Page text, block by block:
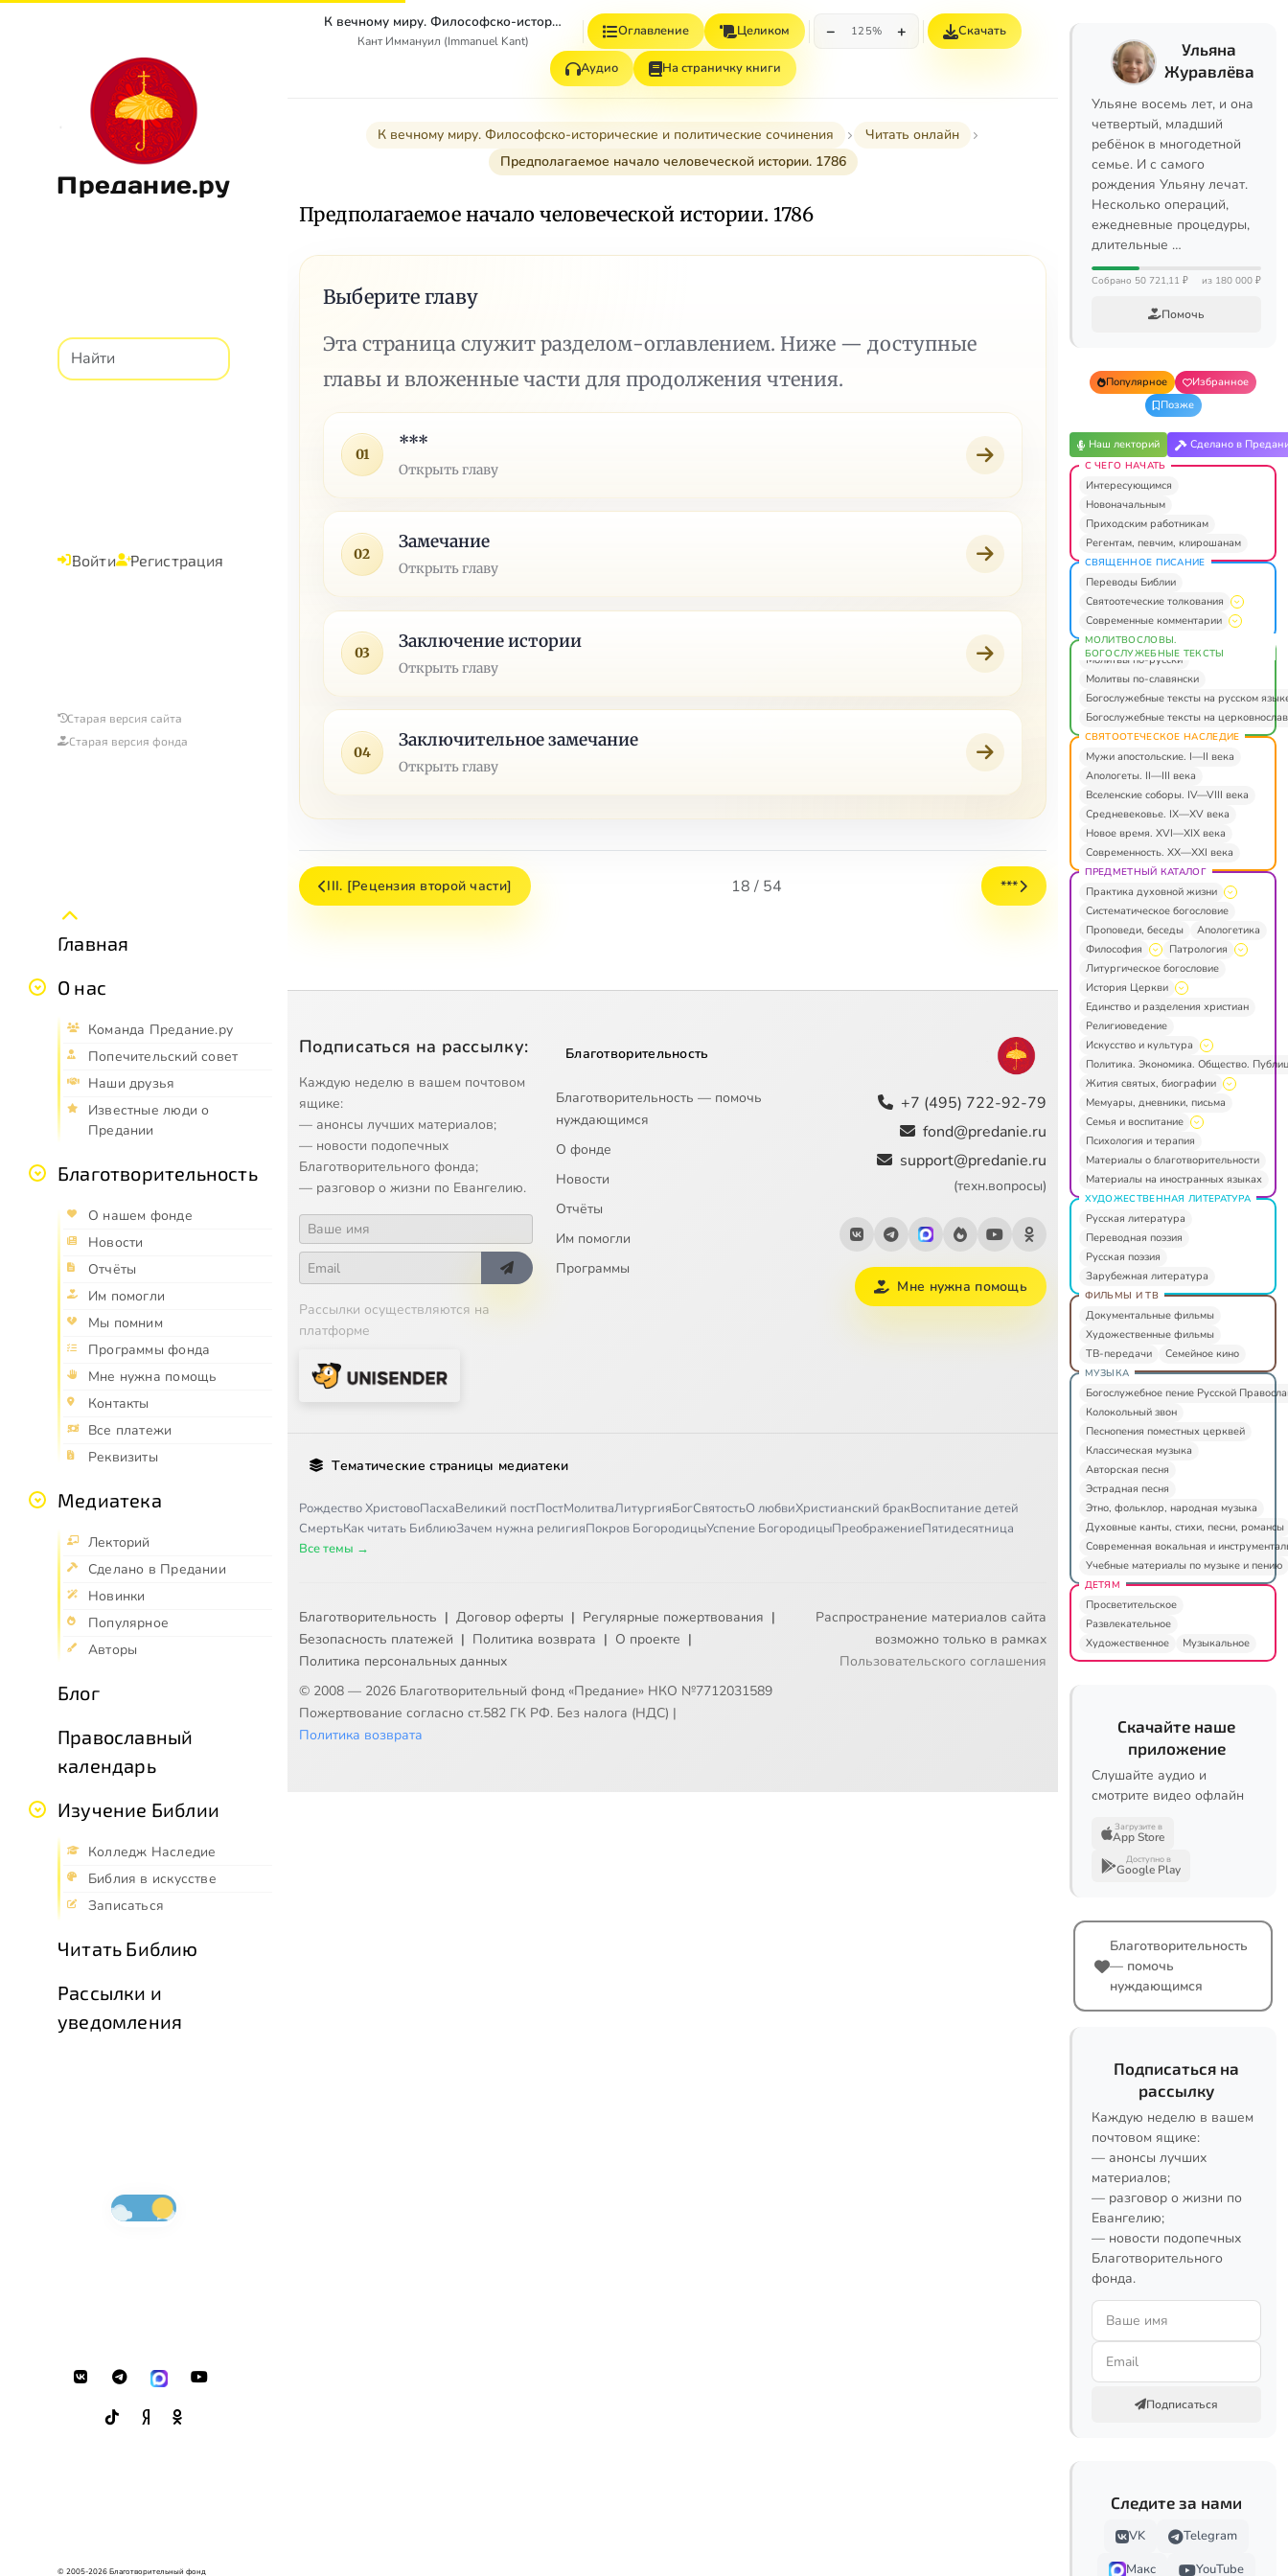
Предание.ру
Войти Регистрация
Старая версия сайта
Старая версия фонда
Главная
О нас
Команда Предание.ру
Попечительский совет
Наши друзья
Известные люди о
Предании
Благотворительность
О нашем фонде
Новости
Отчёты
Им помогли
Мы помним
Программы фонда
Мне нужна помощь
Контакты
Все платежи
Реквизиты
Медиатека
Лекторий
Сделано в Предании
Новинки
Популярное
Авторы
Блог
Православный
календарь
Изучение Библии
Колледж Наследие
Библия в искусстве
Записаться
Читать Библию
Рассылки и
уведомления
© 2005-2026 Благотворительный фонд
К вечному миру. Философско-исторические и политические сочинения
Кант Иммануил (Immanuel Kant)
Оглавление Целиком − 125% + Скачать
Аудио На страничку книги
К вечному миру. Философско-исторические и политические сочинения
Читать онлайн
Предполагаемое начало человеческой истории. 1786
Предполагаемое начало человеческой истории. 1786
Выберите главу
Эта страница служит разделом-оглавлением. Ниже — доступные
главы и вложенные части для продолжения чтения.
01
***
Открыть главу
02
Замечание
Открыть главу
03
Заключение истории
Открыть главу
04
Заключительное замечание
Открыть главу
III. [Рецензия второй части] 18 / 54 ***
Подписаться на рассылку:
Каждую неделю в вашем почтовом
ящике:
— анонсы лучших материалов;
— новости подопечных
Благотворительного фонда;
— разговор о жизни по Евангелию.
Рассылки осуществляются на
платформе
Благотворительность
Благотворительность — помочь
нуждающимся
О фонде
Новости
Отчёты
Им помогли
Программы
+7 (495) 722-92-79
fond@predanie.ru
support@predanie.ru
(техн.вопросы)
Мне нужна помощь
Тематические страницы медиатеки
Рождество ХристовоПасхаВеликий постПостМолитваЛитургияБогСвятостьО любвиХристианский бракВоспитание детей
СмертьКак читать БиблиюЗачем нужна религияПокров БогородицыУспение БогородицыПреображениеПятидесятница
Все темы →
Благотворительность | Договор оферты | Регулярные пожертвования |
Безопасность платежей | Политика возврата | О проекте |
Политика персональных данных
© 2008 — 2026 Благотворительный фонд «Предание» НКО №7712031589
Пожертвование согласно ст.582 ГК РФ. Без налога (НДС) |
Политика возврата
Распространение материалов сайта
возможно только в рамках
Пользовательского соглашения
Ульяна
Журавлёва
Ульяне восемь лет, и она
четвертый, младший
ребёнок в многодетной
семье. И с самого
рождения Ульяну лечат.
Несколько операций,
ежедневные процедуры,
длительные …
Собрано 50 721,11 ₽ из 180 000 ₽
Помочь
Популярное
Избранное
Позже
Наш лекторий Сделано в
С ЧЕГО НАЧАТЬ
Интересующимся
Новоначальным
Приходским работникам
Регентам, певчим, клирошанам
СВЯЩЕННОЕ ПИСАНИЕ
Переводы Библии
Святоотеческие толкования
Современные комментарии
МОЛИТВОСЛОВЫ.
БОГОСЛУЖЕБНЫЕ ТЕКСТЫ
Молитвы по-русски
Молитвы по-славянски
Богослужебные тексты на русском
Богослужебные тексты на
СВЯТООТЕЧЕСКОЕ НАСЛЕДИЕ
Мужи апостольские. I—II века
Апологеты. II—III века
Вселенские соборы. IV—VIII века
Средневековье. IX—XV века
Новое время. XVI—XIX века
Современность. XX—XXI века
ПРЕДМЕТНЫЙ КАТАЛОГ
Практика духовной жизни
Систематическое богословие
Проповеди, беседы
Апологетика
Философия
Патрология
Литургическое богословие
История Церкви
Единство и разделения христиан
Религиоведение
Искусство и культура
Политика. Экономика. Общество.
Жития святых, биографии
Мемуары, дневники, письма
Семья и воспитание
Психология и терапия
Материалы о благотворительности
Материалы на иностранных языках
ХУДОЖЕСТВЕННАЯ ЛИТЕРАТУРА
Русская литература
Переводная поэзия
Русская поэзия
Зарубежная литература
ФИЛЬМЫ И ТВ
Документальные фильмы
Художественные фильмы
ТВ-передачи
Семейное кино
МУЗЫКА
Богослужебное пение Русской
Колокольный звон
Песнопения поместных церквей
Классическая музыка
Авторская песня
Эстрадная песня
Этно, фольклор, народная музыка
Духовные канты, стихи, песни, романсы
Современная вокальная и
Учебные материалы по музыке и пению
ДЕТЯМ
Просветительское
Развлекательное
Художественное
Музыкальное
Скачайте наше
приложение
Слушайте аудио и
смотрите видео офлайн
Загрузите в
App Store
Доступно в
Google Play
Благотворительность
— помочь
нуждающимся
Подписаться на
рассылку
Каждую неделю в вашем
почтовом ящике:
— анонсы лучших
материалов;
— разговор о жизни по
Евангелию;
— новости подопечных
Благотворительного
фонда.
Подписаться
Следите за нами
VK
Telegram
Макс
YouTube